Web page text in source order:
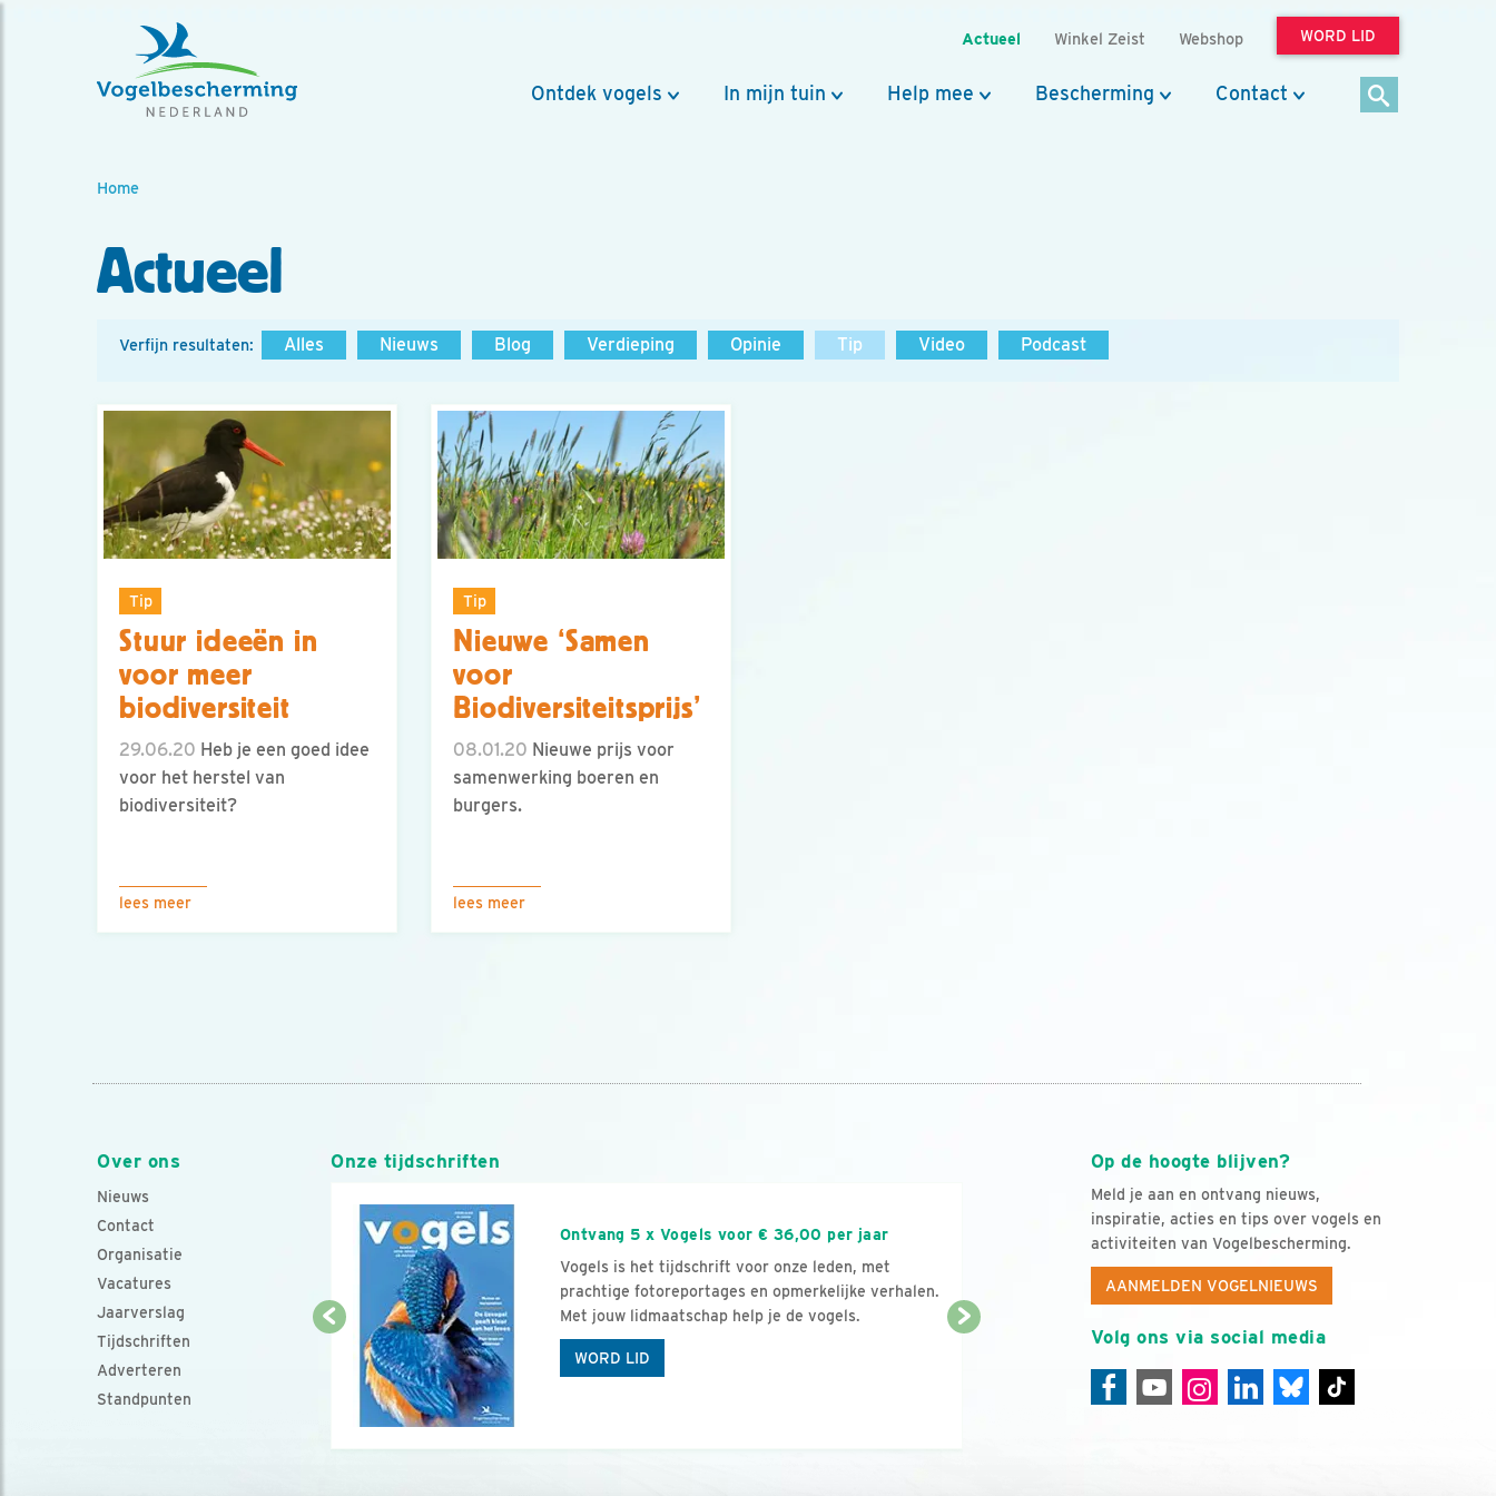
Actueel Winkel Zeist Webshop WORD LID
Ontdek vogels In mijn tuin Help mee Bescherming Contact
Home
Actueel
Verfijn resultaten: Alles Nieuws Blog Verdieping Opinie Tip Video Podcast
Tip
Stuur ideeën in
voor meer
biodiversiteit
29.06.20 Heb je een goed idee
voor het herstel van
biodiversiteit?
lees meer
Tip
Nieuwe ‘Samen
voor
Biodiversiteitsprijs’
08.01.20 Nieuwe prijs voor
samenwerking boeren en
burgers.
lees meer
Over ons
Nieuws
Contact
Organisatie
Vacatures
Jaarverslag
Tijdschriften
Adverteren
Standpunten
Op de hoogte blijven?
Meld je aan en ontvang nieuws,
inspiratie, acties en tips over vogels en
activiteiten van Vogelbescherming.
AANMELDEN VOGELNIEUWS
Volg ons via social media
Onze tijdschriften
Ontvang 5 x Vogels voor € 36,00 per jaar
Vogels is het tijdschrift voor onze leden, met
prachtige fotoreportages en opmerkelijke verhalen.
Met jouw lidmaatschap help je de vogels.
WORD LID